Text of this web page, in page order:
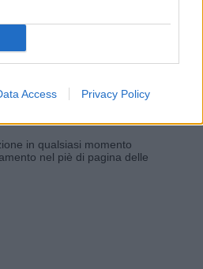
Access Privacy Policy
alla newsletter accetti che le
in qualsiasi momento
nel piè di pagina delle